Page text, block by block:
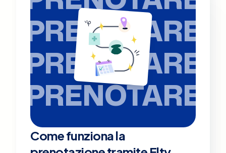
PRENOTARE
PRENOTARE
PRENOTARE
Come funziona la